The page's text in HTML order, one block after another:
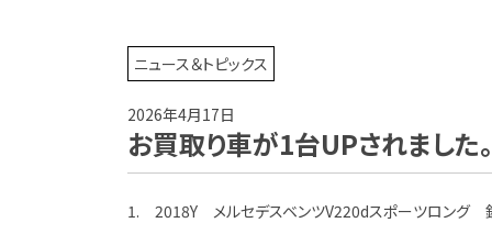
ニュース＆トピックス
2026年4月17日
お買取り車が1台UPされました。
1. 2018Y メルセデスベンツV220dスポーツロング